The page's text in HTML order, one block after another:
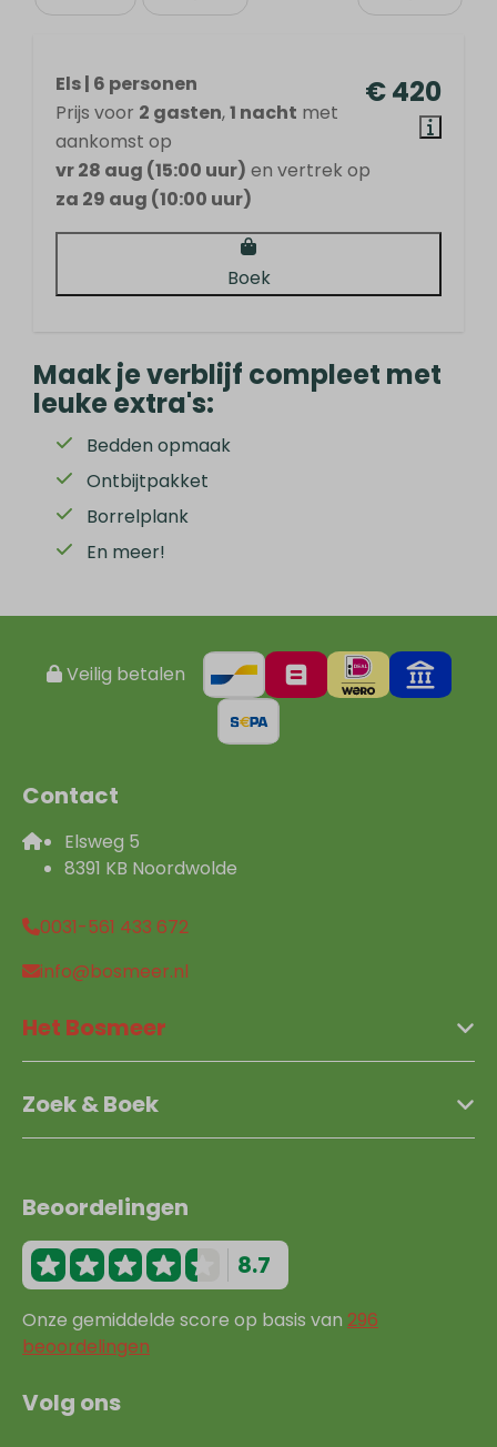
€ 420
Els | 6 personen
Prijs voor 2 gasten,1 nacht met
aankomst op
vr 28 aug (15:00 uur) en vertrek op
za 29 aug (10:00 uur)
Boek
Maak je verblijf compleet met
leuke extra's:
Bedden opmaak
Ontbijtpakket
Borrelplank
En meer!
Veilig betalen
Contact
Elsweg 5
8391 KB Noordwolde
0031-561 433 672
info@bosmeer.nl
Het Bosmeer
Zoek & Boek
Beoordelingen
8.7
Onze gemiddelde score op basis van 296
beoordelingen
Volg ons